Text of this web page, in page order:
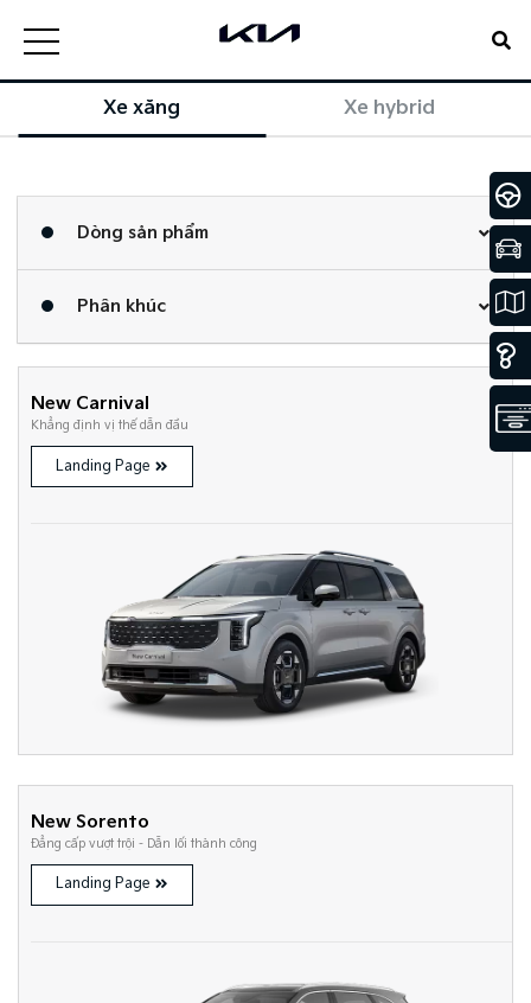
Xe xăng Xe hybrid
Dòng sản phẩm
Phân khúc
New Carnival
Khẳng định vị thế dẫn đầu
Landing Page
New Sorento
Đẳng cấp vượt trội - Dẫn lối thành công
Landing Page